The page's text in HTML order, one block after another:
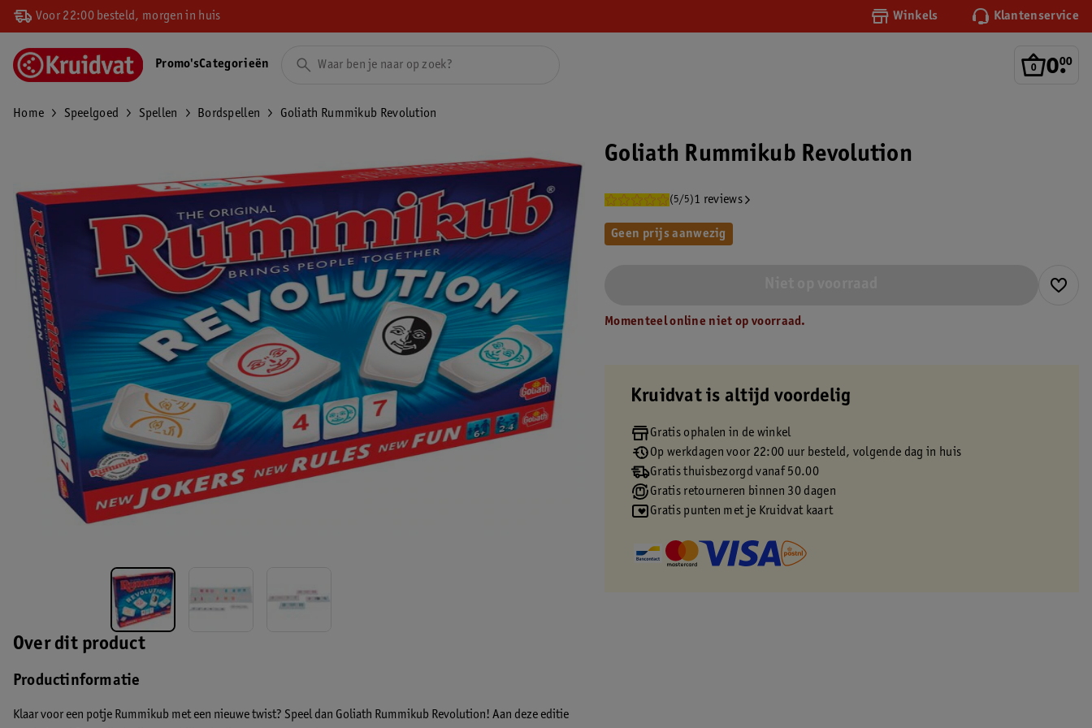
Voor 22:00 besteld, morgen in huis Winkels Klantenservice
0.
00
Promo'sCategorieën
Home Speelgoed Spellen Bordspellen Goliath Rummikub Revolution
Over dit product
Productinformatie
Klaar voor een potje Rummikub met een nieuwe twist? Speel dan Goliath Rummikub Revolution! Aan deze editie
Goliath Rummikub Revolution
(5/5)1 reviews
Geen prijs aanwezig
Momenteel online niet op voorraad.
Kruidvat is altijd voordelig
Gratis ophalen in de winkel
Op werkdagen voor 22:00 uur besteld, volgende dag in huis
Gratis thuisbezorgd vanaf 50.00
Gratis retourneren binnen 30 dagen
Gratis punten met je Kruidvat kaart